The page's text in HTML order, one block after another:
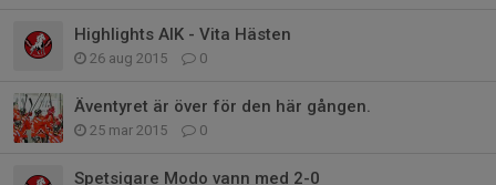
Highlights AIK - Vita Hästen
26 aug 2015 0
Äventyret är över för den här gången.
25 mar 2015 0
Spetsigare Modo vann med 2-0